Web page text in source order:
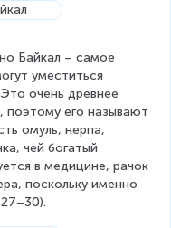
Байкал – самое
уместиться
очень древнее
поэтому его называют
омуль, нерпа,
чей богатый
в медицине, рачок
поскольку именно